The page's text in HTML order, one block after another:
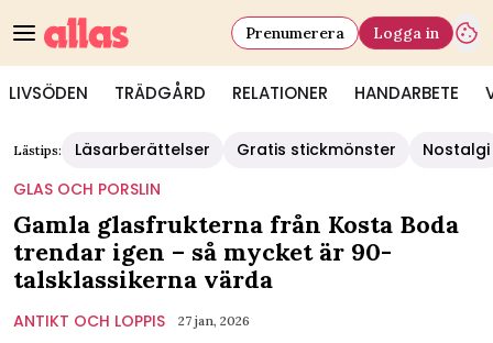
LIVSÖDEN TRÄDGÅRD RELATIONER HANDARBETE
Prenumerera Logga in
Lästips: Läsarberättelser Gratis stickmönster
Nostalgi
GLAS OCH PORSLIN
Gamla glasfrukterna från Kosta Boda
trendar igen – så mycket är 90-
talsklassikerna värda
ANTIKT OCH LOPPIS 27 jan, 2026